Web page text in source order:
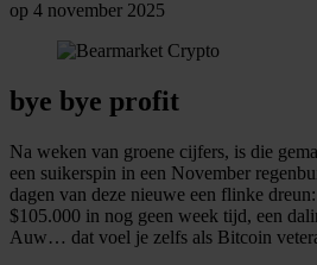
op 4 november 2025
bye bye profit
Na weken van groene cijfers, is die
een suikerspin in een November
dagen van deze nieuwe een flinke
$105.000 in nog geen week tijd, een
Auw… dat voel je zelfs als Bitcoin